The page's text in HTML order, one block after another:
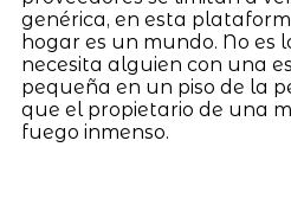
genérica, en esta
hogar es un mundo. No es
necesita alguien con una
pequeña en un piso de la
que el propietario de una
fuego inmenso.